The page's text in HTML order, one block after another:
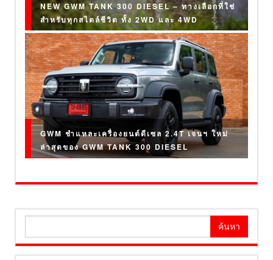
NEW GWM TANK 300 DIESEL – ทางเลือกที่ใช่
สำหรับทุกสไตล์ชีวิต ทั้ง 2WD และ 4WD
GWM ชำแหละเครื่องยนต์ดีเซล 2.4T เจนฯ ใหม่
ล่าสุดของ GWM TANK 300 DIESEL